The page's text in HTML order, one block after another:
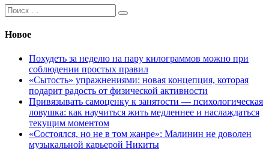
Поиск:
Новое
Похудеть за неделю на пару килограммов можно при
соблюдении простых правил
«Сытость» упражнениями: новая концепция, которая
подарит радость от физической активности
Привязывать самоценку к занятости — психологическая
ловушка: как научиться жить медленнее и наслаждаться
текущим моментом
«Состоялся, но не в том жанре»: Малинин не доволен
музыкальной карьерой Никиты